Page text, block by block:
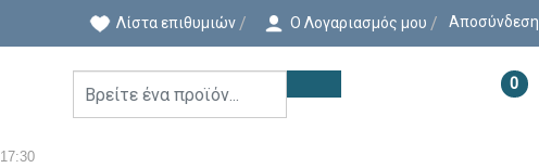
Λίστα επιθυμιών Ο Λογαριασμός μου Αποσύνδεση
17:30
0